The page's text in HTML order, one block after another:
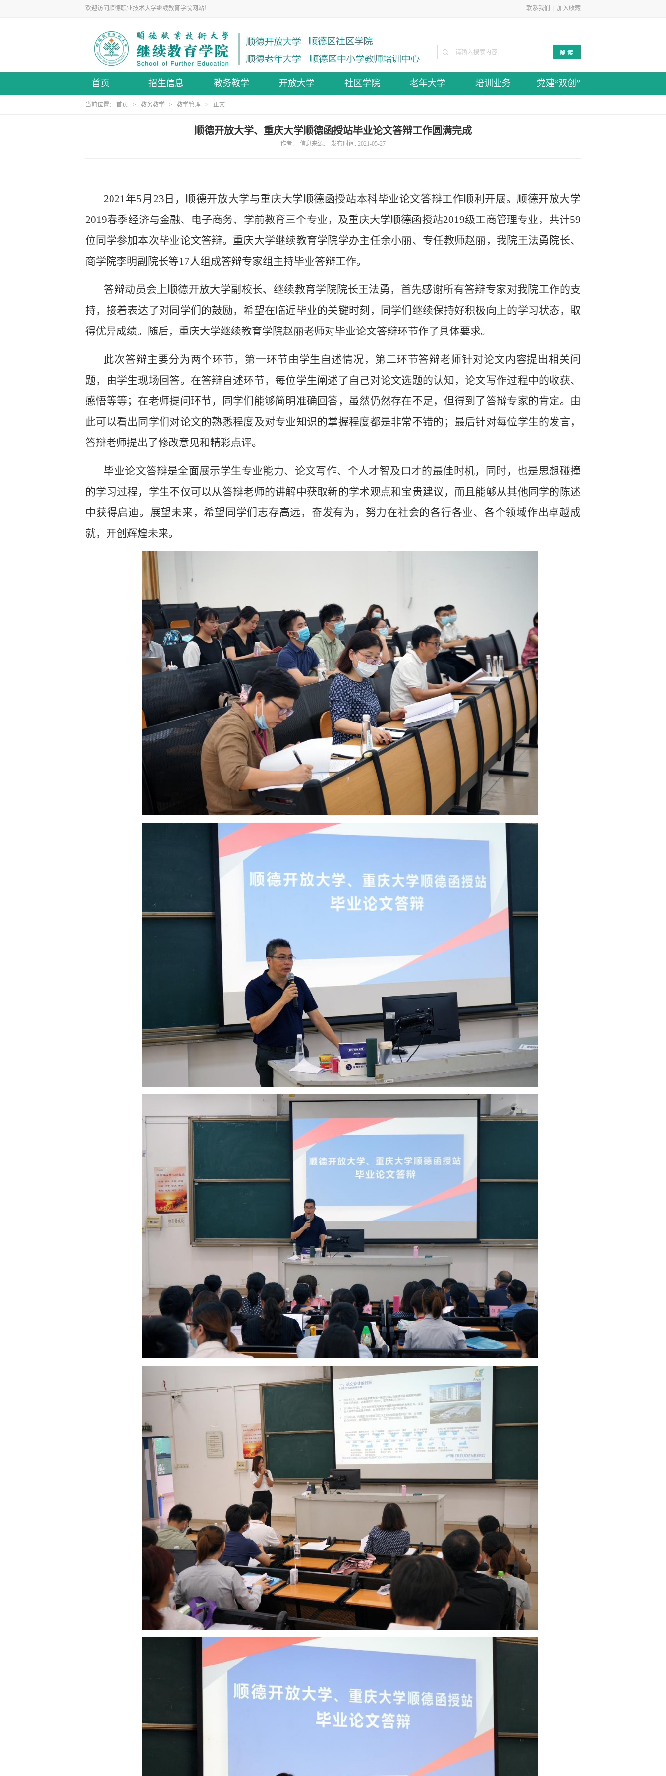
欢迎访问顺德职业技术大学继续教育学院网站！ 联系我们 加入收藏
首页 招生信息 教务教学 开放大学 社区学院 老年大学 培训业务 党建“双创”
当前位置： 首页 > 教务教学 > 教学管理 > 正文
顺德开放大学、重庆大学顺德函授站毕业论文答辩工作圆满完成
作者: 信息来源: 发布时间: 2021-05-27
2021年5月23日，顺德开放大学与重庆大学顺德函授站本科毕业论文答辩工作顺利开展。顺德开放大学
2019春季经济与金融、电子商务、学前教育三个专业，及重庆大学顺德函授站2019级工商管理专业，共计59
位同学参加本次毕业论文答辩。重庆大学继续教育学院学办主任余小丽、专任教师赵丽，我院王法勇院长、
商学院李明副院长等17人组成答辩专家组主持毕业答辩工作。
答辩动员会上顺德开放大学副校长、继续教育学院院长王法勇，首先感谢所有答辩专家对我院工作的支
持，接着表达了对同学们的鼓励，希望在临近毕业的关键时刻，同学们继续保持好积极向上的学习状态，取
得优异成绩。随后，重庆大学继续教育学院赵丽老师对毕业论文答辩环节作了具体要求。
此次答辩主要分为两个环节，第一环节由学生自述情况，第二环节答辩老师针对论文内容提出相关问
题，由学生现场回答。在答辩自述环节，每位学生阐述了自己对论文选题的认知，论文写作过程中的收获、
感悟等等；在老师提问环节，同学们能够简明准确回答，虽然仍然存在不足，但得到了答辩专家的肯定。由
此可以看出同学们对论文的熟悉程度及对专业知识的掌握程度都是非常不错的；最后针对每位学生的发言，
答辩老师提出了修改意见和精彩点评。
毕业论文答辩是全面展示学生专业能力、论文写作、个人才智及口才的最佳时机，同时，也是思想碰撞
的学习过程，学生不仅可以从答辩老师的讲解中获取新的学术观点和宝贵建议，而且能够从其他同学的陈述
中获得启迪。展望未来，希望同学们志存高远，奋发有为，努力在社会的各行各业、各个领域作出卓越成
就，开创辉煌未来。